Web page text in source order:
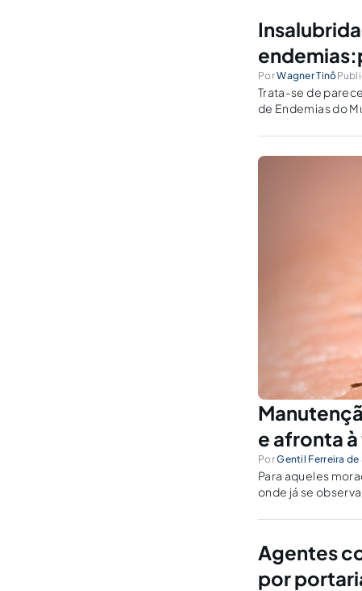
PorWagner Tinô
Trata-se de
de Endemias do
e afronta
PorGentil Ferreira
Para aqueles
onde já se
Agentes
por